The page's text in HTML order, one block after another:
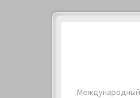
Международный